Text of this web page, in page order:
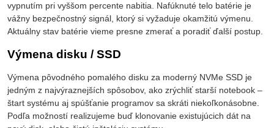
vypnutím pri vyššom percente nabitia. Nafúknuté telo batérie je
vážny bezpečnostný signál, ktorý si vyžaduje okamžitú výmenu.
Aktuálny stav batérie vieme presne zmerať a poradiť ďalší postup.
Výmena disku / SSD
Výmena pôvodného pomalého disku za moderný NVMe SSD je
jedným z najvýraznejších spôsobov, ako zrýchliť starší notebook –
štart systému aj spúšťanie programov sa skráti niekoľkonásobne.
Podľa možností realizujeme buď klonovanie existujúcich dát na